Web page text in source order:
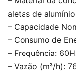
aletas de
– Capacidade
– Consumo de
– Frequência:
– Vazão (m³/h):